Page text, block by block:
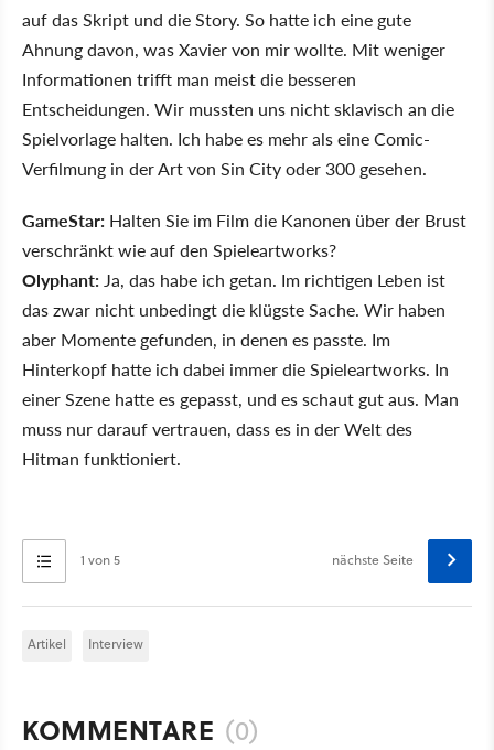
auf das Skript und die Story. So hatte ich eine gute
Ahnung davon, was Xavier von mir wollte. Mit weniger
Informationen trifft man meist die besseren
Entscheidungen. Wir mussten uns nicht sklavisch an die
Spielvorlage halten. Ich habe es mehr als eine Comic-
Verfilmung in der Art von Sin City oder 300 gesehen.
GameStar: Halten Sie im Film die Kanonen über der Brust
verschränkt wie auf den Spieleartworks?
Olyphant: Ja, das habe ich getan. Im richtigen Leben ist
das zwar nicht unbedingt die klügste Sache. Wir haben
aber Momente gefunden, in denen es passte. Im
Hinterkopf hatte ich dabei immer die Spieleartworks. In
einer Szene hatte es gepasst, und es schaut gut aus. Man
muss nur darauf vertrauen, dass es in der Welt des
Hitman funktioniert.
1 von 5 nächste Seite
Artikel Interview
KOMMENTARE (0)